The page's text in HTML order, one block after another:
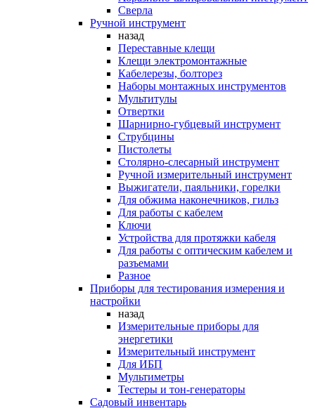
Сверла
Ручной инструмент
назад
Переставные клещи
Клещи электромонтажные
Кабелерезы, болторез
Наборы монтажных инструментов
Мультитулы
Отвертки
Шарнирно-губцевый инструмент
Струбцины
Пистолеты
Столярно-слесарный инструмент
Ручной измерительный инструмент
Выжигатели, паяльники, горелки
Для обжима наконечников, гильз
Для работы с кабелем
Ключи
Устройства для протяжки кабеля
Для работы с оптическим кабелем и
разъемами
Разное
Приборы для тестирования измерения и
настройки
назад
Измерительные приборы для
энергетики
Измерительный инструмент
Для ИБП
Мультиметры
Тестеры и тон-генераторы
Садовый инвентарь